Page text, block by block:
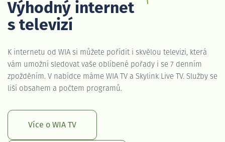
Výhodný internet
s televizí
K internetu od WIA si můžete pořídit i skvělou televizi, která
vám umožní sledovat vaše oblíbené pořady i se 7 denním
zpožděním. V nabídce máme WIA TV a Skylink Live TV. Služby se
liší obsahem a počtem programů.
Více o WIA TV